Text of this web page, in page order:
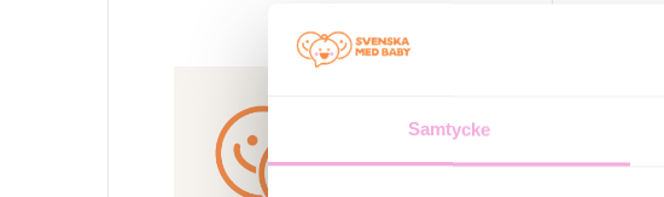
Samtycke
Vi
سازمان دهنده